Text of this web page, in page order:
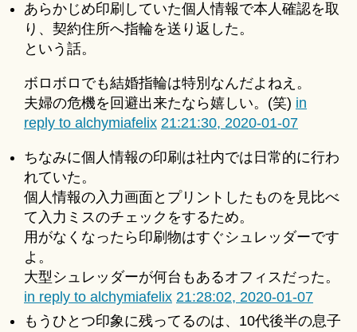
あらかじめ印刷していた個人情報で本人確認を取
り、契約住所へ指輪を送り返した。
という話。
ボロボロでも結婚指輪は特別なんだよねえ。
夫婦の危機を回避出来たなら嬉しい。(笑) in
reply to alchymiafelix 21:21:30, 2020-01-07
ちなみに個人情報の印刷は社内では日常的に行わ
れていた。
個人情報の入力画面とプリントしたものを見比べ
て入力ミスのチェックをするため。
用がなくなったら印刷物はすぐシュレッダーです
よ。
大型シュレッダーが何台もあるオフィスだった。
in reply to alchymiafelix 21:28:02, 2020-01-07
もうひとつ印象に残ってるのは、10代後半の息子